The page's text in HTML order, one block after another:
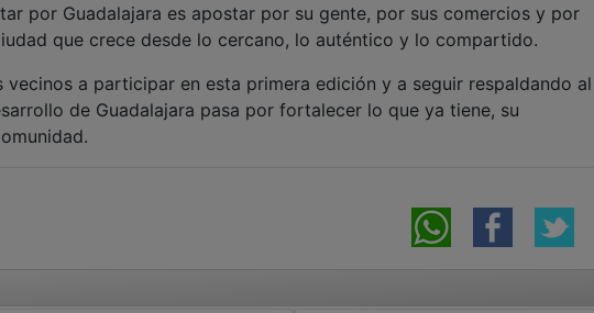
por Guadalajara es apostar por su gente, por sus comercios y por
que crece desde lo cercano, lo auténtico y lo compartido.
a participar en esta primera edición y a seguir respaldando al
de Guadalajara pasa por fortalecer lo que ya tiene, su